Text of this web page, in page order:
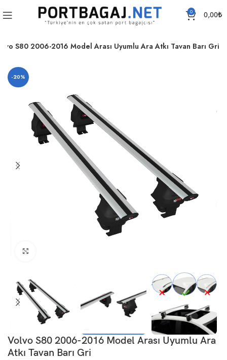
0 0,00₺
S80 2006-2016 Model Arası Uyumlu Ara Atkı Tavan Barı Gri
-20%
Volvo S80 2006-2016 Model Arası Uyumlu Ara
Atkı Tavan Barı Gri